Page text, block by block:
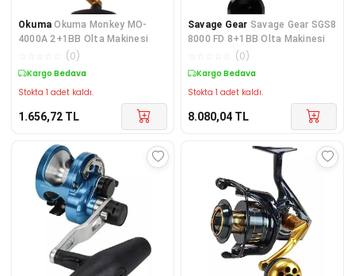
Okuma Okuma Monkey MO-
4000A 2+1BB Olta Makinesi
(0)
Kargo Bedava
Stokta 1 adet kaldı.
1.656,72 TL
Savage Gear Savage Gear SGS8
8000 FD 8+1BB Olta Makinesi
(0)
Kargo Bedava
Stokta 1 adet kaldı.
8.080,04 TL